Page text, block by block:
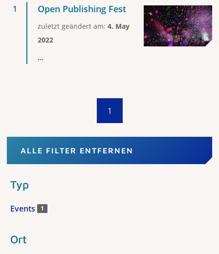
Open Publishing Fest
zuletzt geändert am: 4. May
2022
...
1
ALLE FILTER ENTFERNEN
Typ
Events 1
Ort